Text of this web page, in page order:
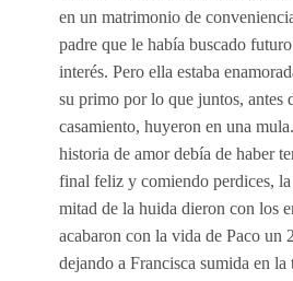
en un matrimonio de
padre que le había buscado
interés. Pero ella estaba
su primo por lo que juntos, antes
casamiento, huyeron en una
historia de amor debía de haber
final feliz y comiendo perdices, la
mitad de la huida dieron con los
acabaron con la vida de Paco un
dejando a Francisca sumida en la